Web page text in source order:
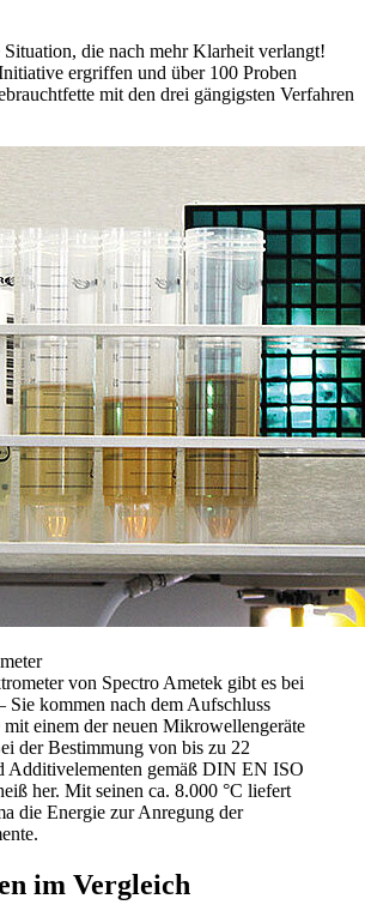
die nach mehr Klarheit verlangt!
ergriffen und über 100 Proben
mit den drei gängigsten Verfahren
von Spectro Ametek gibt es bei
kommen nach dem Aufschluss
mit einem der neuen Mikrowellengeräte
der Bestimmung von bis zu 22
Additivelementen gemäß DIN EN ISO
her. Mit seinen ca. 8.000 °C liefert
die Energie zur Anregung der
im Vergleich